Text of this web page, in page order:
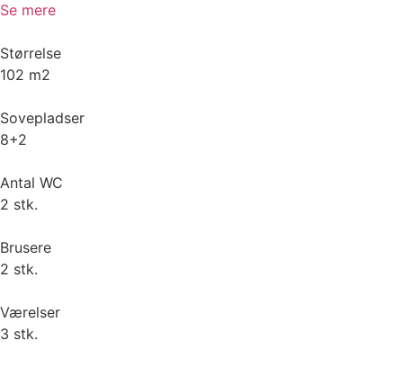
Se mere
Størrelse
102 m2
Sovepladser
8+2
Antal WC
2 stk.
Brusere
2 stk.
Værelser
3 stk.